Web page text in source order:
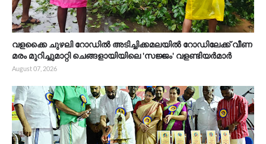
വളക്കൈ ചുഴലി റോഡിൽ അടിച്ചിക്കമലയിൽ റോഡിലേക്ക് വീണ
മരം മുറിച്ചുമാറ്റി ചെങ്ങളായിയിലെ 'സജ്ജം' വളണ്ടിയർമാർ
August 07, 2026